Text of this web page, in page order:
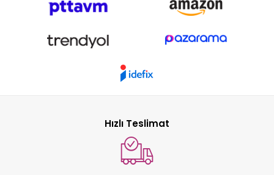
Hızlı Teslimat